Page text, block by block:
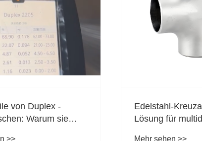
Die
multidirektionale
>>
Warum steigt
nach
Mehr sehen >>